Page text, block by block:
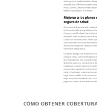
CÓMO OBTENER